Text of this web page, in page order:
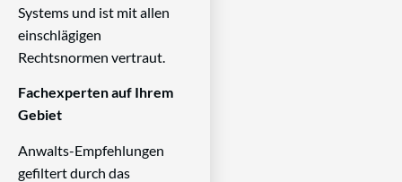
Systems und ist mit allen
einschlägigen
Rechtsnormen vertraut.
Fachexperten auf Ihrem
Gebiet
Anwalts-Empfehlungen
gefiltert durch das